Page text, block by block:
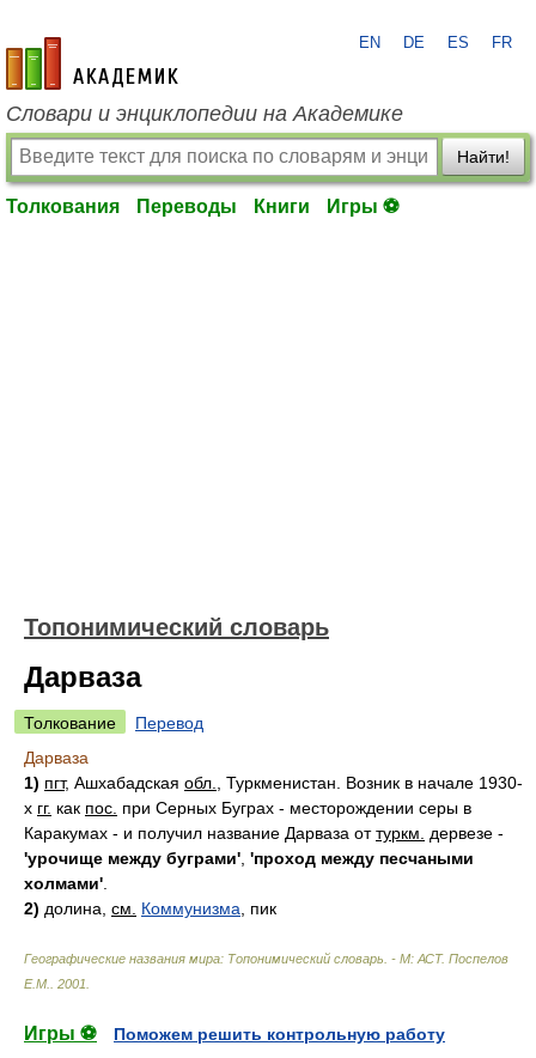
academic.ru
EN DE ES FR
Словари и энциклопедии на Академике
Найти!
Толкования Переводы Книги Игры ⚽
Топонимический словарь
Дарваза
Толкование
Перевод
Дарваза
1) пгт, Ашхабадская обл.
, Туркменистан. Возник в начале 1930-
х гг. как пос. при Серных Буграх - месторождении серы в
Каракумах - и получил название Дарваза оттуркм.
дервезе -
'урочище между буграми' 'проход между песчаными
холмами'
2) долина, см. Коммунизма , пик
Географические названия мира: Топонимический словарь. - М: АСТ. Поспелов
Е.М.
2001
Игры ⚽
Поможем решить контрольную работу